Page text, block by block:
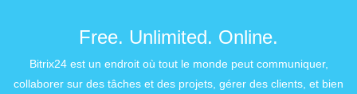
Free. Unlimited. Online.
Bitrix24 est un endroit où tout le monde peut communiquer,
collaborer sur des tâches et des projets, gérer des clients, et bien